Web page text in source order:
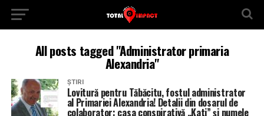
All posts tagged "Administrator primaria
Alexandria"
ȘTIRI
Lovitură pentru Tăbăcitu, fostul administrator
al Primariei Alexandria! Detalii din dosarul de
colaborator: casa conspirativă „Kati” și numele